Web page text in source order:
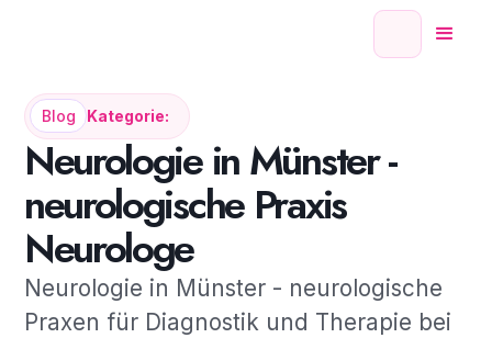
Blog Kategorie:
Neurologie in Münster -
neurologische Praxis
Neurologe
Neurologie in Münster - neurologische
Praxen für Diagnostik und Therapie bei